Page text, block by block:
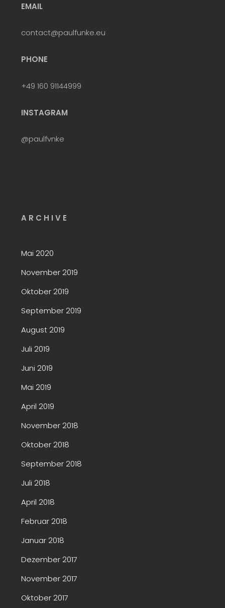
EMAIL
contact@paulfunke.eu
PHONE
+49 160 91144999
INSTAGRAM
@paulfvnke
A R C H I V E
Mai 2020
November 2019
Oktober 2019
September 2019
August 2019
Juli 2019
Juni 2019
Mai 2019
April 2019
November 2018
Oktober 2018
September 2018
Juli 2018
April 2018
Februar 2018
Januar 2018
Dezember 2017
November 2017
Oktober 2017